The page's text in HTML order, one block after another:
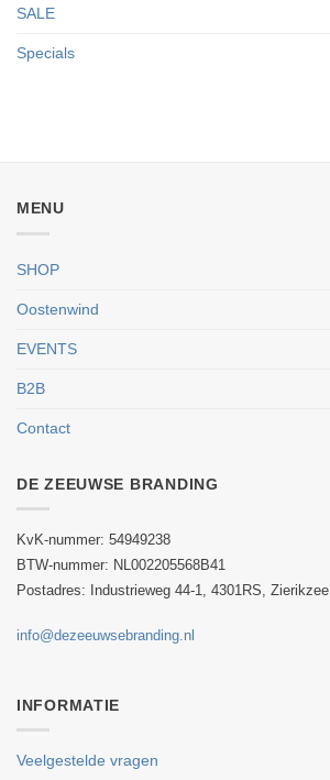
SALE
Specials
MENU
SHOP
Oostenwind
EVENTS
B2B
Contact
DE ZEEUWSE BRANDING
KvK-nummer: 54949238
BTW-nummer: NL002205568B41
Postadres: Industrieweg 44-1, 4301RS, Zierikzee
info@dezeeuwsebranding.nl
INFORMATIE
Veelgestelde vragen